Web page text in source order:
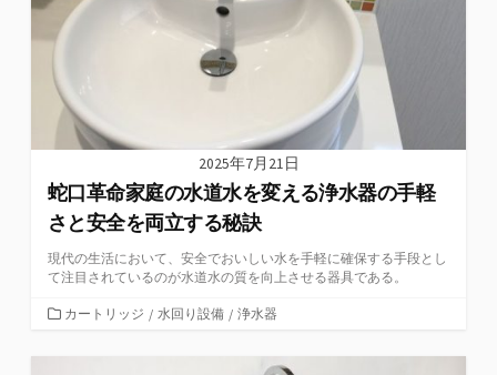
2025年7月21日
蛇口革命家庭の水道水を変える浄水器の手軽
さと安全を両立する秘訣
現代の生活において、安全でおいしい水を手軽に確保する手段とし
て注目されているのが水道水の質を向上させる器具である。
カ
ゴ
カートリッジ / 水回り設備 / 浄水器